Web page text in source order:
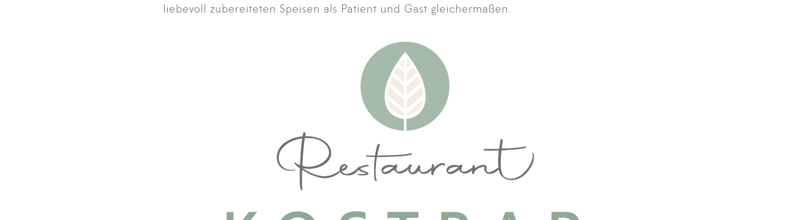
liebevoll zubereiteten Speisen als Patient und Gast gleichermaßen.